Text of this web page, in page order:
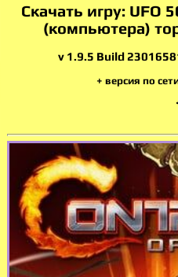
Скачать игру: UFO
(компьютера)
v 1.9.5 Build
+ версия по